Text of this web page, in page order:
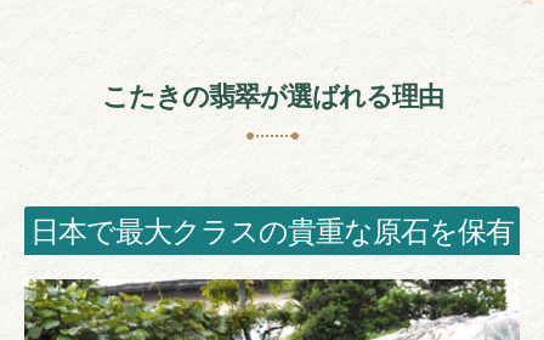
こたきの翡翠が選ばれる理由
日本で最大クラスの貴重な原石を保有